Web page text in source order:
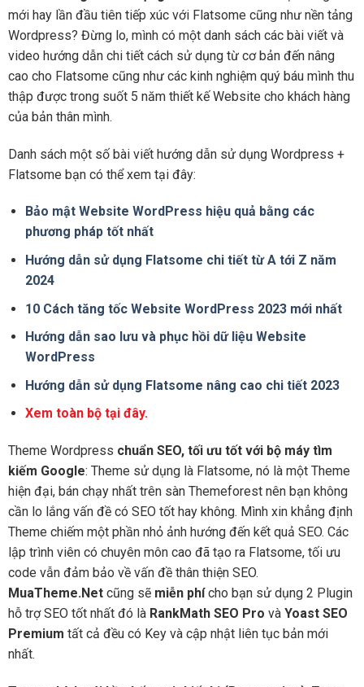
mới hay lần đầu tiên tiếp xúc với Flatsome cũng như nền tảng
Wordpress? Đừng lo, mình có một danh sách các bài viết và
video hướng dẫn chi tiết cách sử dụng từ cơ bản đến nâng
cao cho Flatsome cũng như các kinh nghiệm quý báu mình thu
thập được trong suốt 5 năm thiết kế Website cho khách hàng
của bản thân mình.
Danh sách một số bài viết hướng dẫn sử dụng Wordpress +
Flatsome bạn có thể xem tại đây:
Bảo mật Website WordPress hiệu quả bằng các
phương pháp tốt nhất
Hướng dẫn sử dụng Flatsome chi tiết từ A tới Z năm
2024
10 Cách tăng tốc Website WordPress 2023 mới nhất
Hướng dẫn sao lưu và phục hồi dữ liệu Website
WordPress
Hướng dẫn sử dụng Flatsome nâng cao chi tiết 2023
Xem toàn bộ tại đây.
Theme Wordpress chuẩn SEO, tối ưu tốt với bộ máy tìm
kiếm Google: Theme sử dụng là Flatsome, nó là một Theme
hiện đại, bán chạy nhất trên sàn Themeforest nên bạn không
cần lo lắng vấn đề có SEO tốt hay không. Mình xin khẳng định
Theme chiếm một phần nhỏ ảnh hướng đến kết quả SEO. Các
lập trình viên có chuyên môn cao đã tạo ra Flatsome, tối ưu
code vẫn đảm bảo về vấn đề thân thiện SEO.
MuaTheme.Net cũng sẽ miễn phícho bạn sử dụng 2 Plugin
hỗ trợ SEO tốt nhất đó là RankMath SEO Pro và Yoast SEO
Premium tất cả đều có Key và cập nhật liên tục bản mới
nhất.